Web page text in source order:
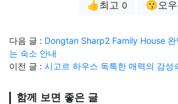
👍최고 0 😗오우
다음 글 : Dongtan Sharp2 Family House 완
는 숙소 안내
이전 글 : 시고르 하우스 독특한 매력의 감성
함께 보면 좋은 글